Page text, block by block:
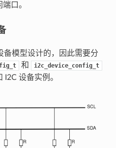
口。
备模型设计的，因此需要分
和 i2c_device_config_t
I2C 设备实例。